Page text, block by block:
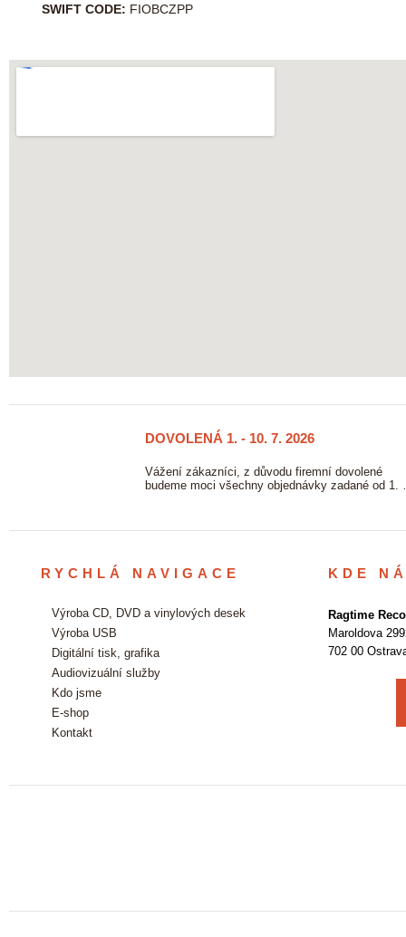
SWIFT CODE: FIOBCZPP
DOVOLENÁ 1. - 10. 7. 2026
Vážení zákazníci, z důvodu firemní dovolené
budeme moci všechny objednávky zadané od
RYCHLÁ NAVIGACE
Výroba CD, DVD a vinylových desek
Výroba USB
Digitální tisk, grafika
Audiovizuální služby
Kdo jsme
E-shop
Kontakt
KDE
Ragtime
Maroldova
702 00